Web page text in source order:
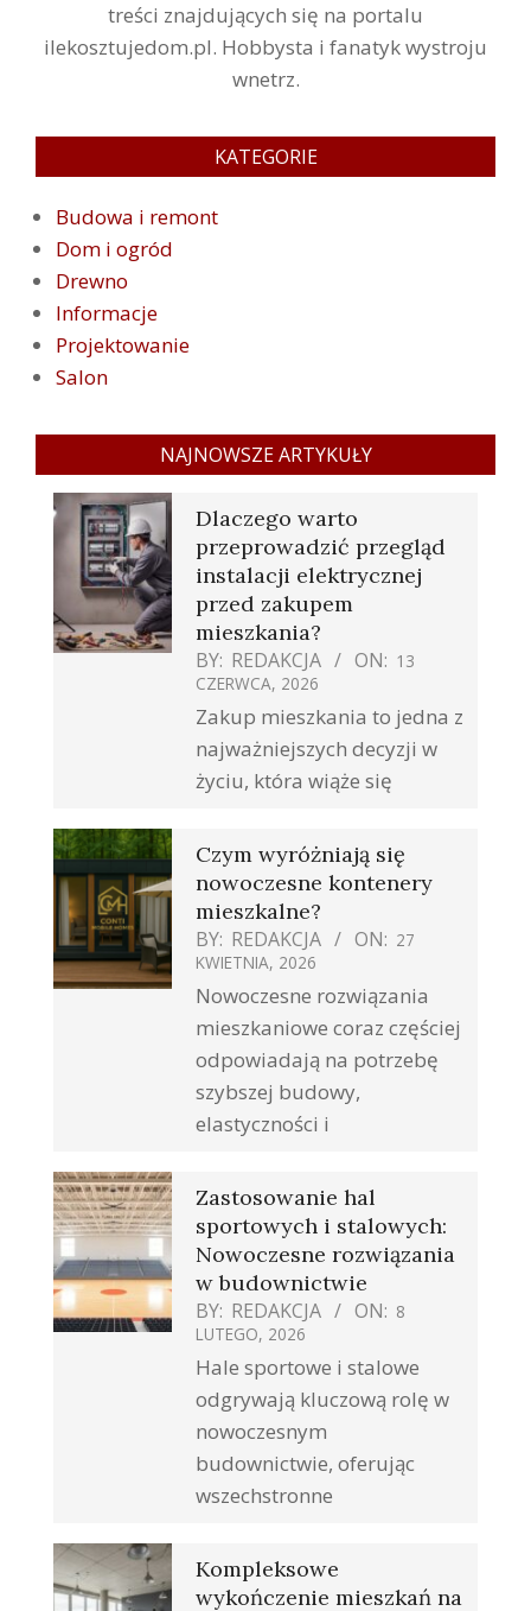
treści znajdujących się na portalu
ilekosztujedom.pl. Hobbysta i fanatyk wystroju
wnetrz.
KATEGORIE
Budowa i remont
Dom i ogród
Drewno
Informacje
Projektowanie
Salon
NAJNOWSZE ARTYKUŁY
Dlaczego warto
przeprowadzić przegląd
instalacji elektrycznej
przed zakupem
mieszkania?
BY: REDAKCJA ON: 13
CZERWCA, 2026
Zakup mieszkania to jedna z
najważniejszych decyzji w
życiu, która wiąże się
Czym wyróżniają się
nowoczesne kontenery
mieszkalne?
BY: REDAKCJA ON: 27
KWIETNIA, 2026
Nowoczesne rozwiązania
mieszkaniowe coraz częściej
odpowiadają na potrzebę
szybszej budowy,
elastyczności i
Zastosowanie hal
sportowych i stalowych:
Nowoczesne rozwiązania
w budownictwie
BY: REDAKCJA ON: 8
LUTEGO, 2026
Hale sportowe i stalowe
odgrywają kluczową rolę w
nowoczesnym
budownictwie, oferując
wszechstronne
Kompleksowe
wykończenie mieszkań na